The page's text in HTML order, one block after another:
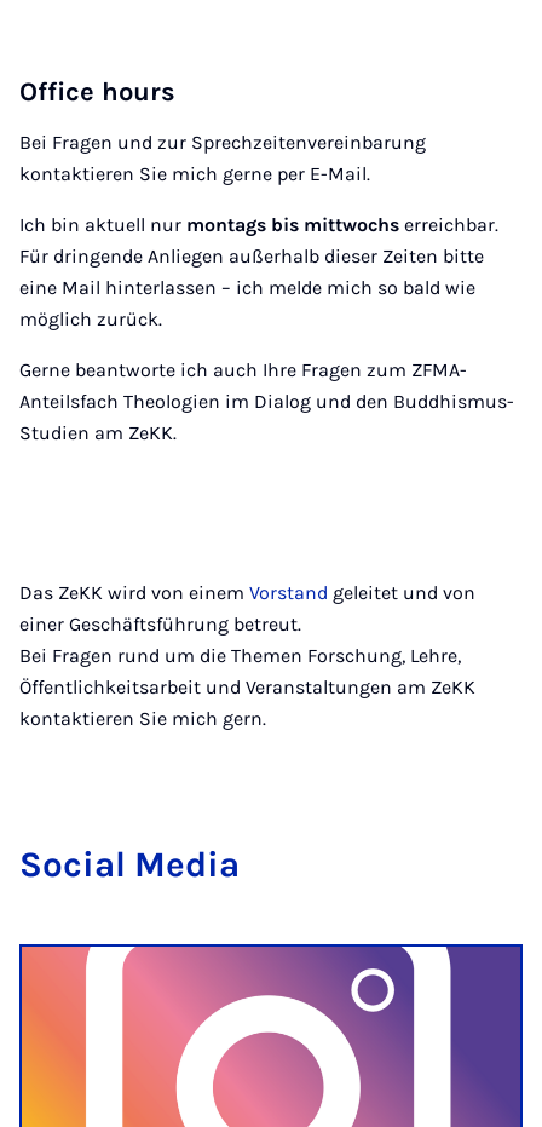
Office hours
Bei Fragen und zur Sprechzeitenvereinbarung
kontaktieren Sie mich gerne per E-Mail.
Ich bin aktuell nur montags bis mittwochs erreichbar.
Für dringende Anliegen außerhalb dieser Zeiten bitte
eine Mail hinterlassen – ich melde mich so bald wie
möglich zurück.
Gerne beantworte ich auch Ihre Fragen zum ZFMA-
Anteilsfach Theologien im Dialog und den Buddhismus-
Studien am ZeKK.
Das ZeKK wird von einem Vorstand geleitet und von
einer Geschäftsführung betreut.
Bei Fragen rund um die Themen Forschung, Lehre,
Öffentlichkeitsarbeit und Veranstaltungen am ZeKK
kontaktieren Sie mich gern.
So­cial Me­dia